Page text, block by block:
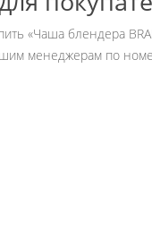
«Чаша блендера
менеджерам по